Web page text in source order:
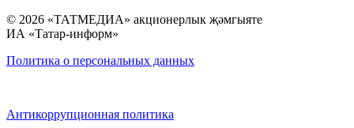
© 2026 «ТАТМЕДИА» акционерлык җәмгыяте
ИА «Татар-информ»
Политика о персональных данных
Антикоррупционная политика